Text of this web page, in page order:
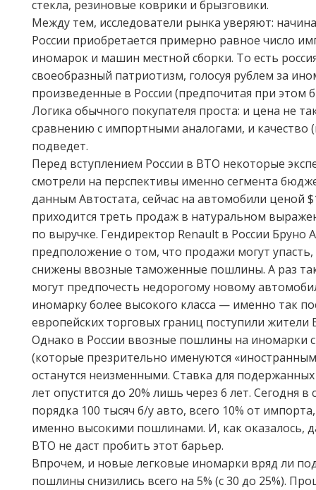
стекла, резиновые коврики и брызговики.
Между тем, исследователи рынка уверяют:
России приобретается примерно равное число
иномарок и машин местной сборки. То есть
своеобразный патриотизм, голосуя рублем за
произведенные в России (предпочитая при этом
Логика обычного покупателя проста: и цена не
сравнению с импортными аналогами, и качество
подведет.
Перед вступлением России в ВТО некоторые
смотрели на перспективы именно сегмента
данным Автостата, сейчас на автомобили ценой
приходится треть продаж в натуральном
по выручке. Гендиректор Renault в России Бруно
предположение о том, что продажи могут упасть,
снижены ввозные таможенные пошлины. А раз
могут предпочесть недорогому новому
иномарку более высокого класса — именно так
европейских торговых границ поступили жители
Однако в России ввозные пошлины на иномарки
(которые презрительно именуются
останутся неизменными. Ставка для
лет опустится до 20% лишь через 6 лет. Сегодня в
порядка 100 тысяч б/у авто, всего 10% от
именно высокими пошлинами. И, как оказалось,
ВТО не даст пробить этот барьер.
Впрочем, и новые легковые иномарки вряд ли
пошлины снизились всего на 5% (с 30 до 25%).